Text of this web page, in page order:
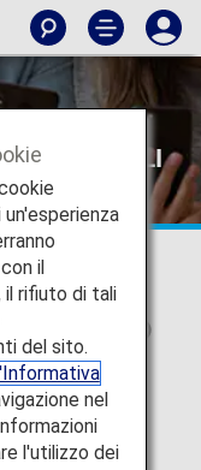
DI VOLI
WEB
DI
SUL SITO
l'acquisto di
sul sito Web
il
rifiuto di tali
del sito.
nel
l'utilizzo dei